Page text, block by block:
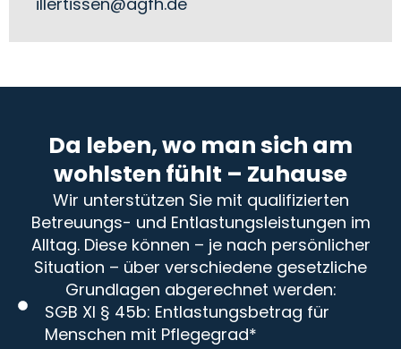
Da leben, wo man sich am
wohlsten fühlt – Zuhause
Wir unterstützen Sie mit qualifizierten
Betreuungs- und Entlastungsleistungen im
Alltag. Diese können – je nach persönlicher
Situation – über verschiedene gesetzliche
Grundlagen abgerechnet werden:
SGB XI § 45b: Entlastungsbetrag für
Menschen mit Pflegegrad*